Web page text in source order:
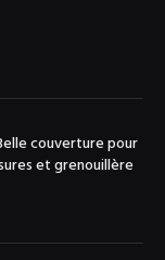
couverture pour
et grenouillère